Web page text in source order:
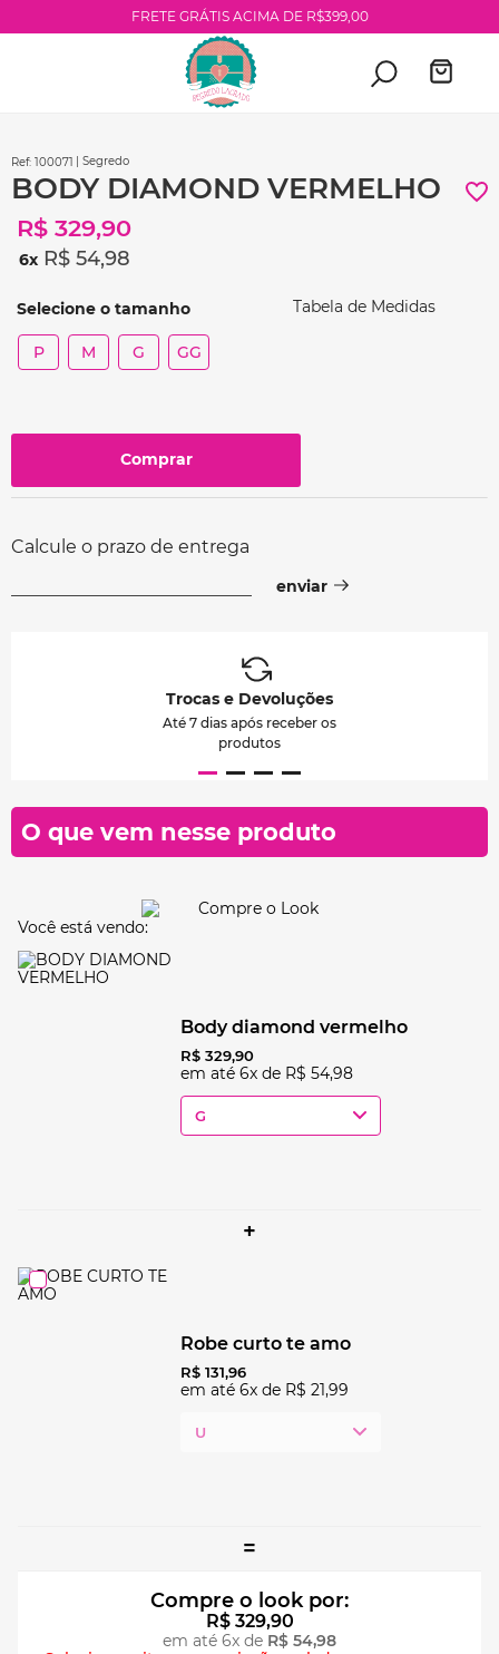
FRETE GRÁTIS ACIMA DE R$399,00
: 100071 | Segredo
BODY DIAMOND VERMELHO
R$ 329,90
6 R$ 54,98
P M G GG
Tabela de Medidas
Comprar
Calcule o prazo de entrega
Trocas e Devoluções
Até 7 dias após receber os
produtos
O que vem nesse produto
Você está vendo:
body diamond vermelho
R$ 329,90
em até 6x de R$ 54,98
G
+
robe curto te amo
R$ 131,96
em até 6x de R$ 21,99
U
=
Compre o look por:
R$ 329,90
em até 6x de R$ 54,98